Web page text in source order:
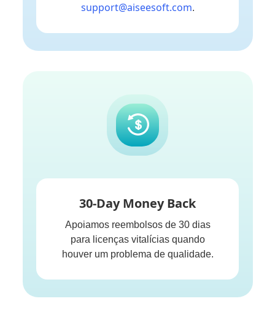
support@aiseesoft.com.
30-Day Money Back
Apoiamos reembolsos de 30 dias
para licenças vitalícias quando
houver um problema de qualidade.